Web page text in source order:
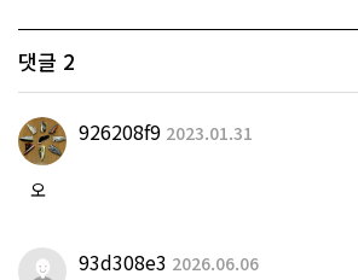
댓글 2
926208f9 2023.01.31
오
93d308e3 2026.06.06